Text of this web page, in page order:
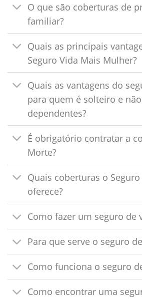
O que são coberturas de
familiar?
Quais as principais
Seguro Vida Mais Mulher?
Quais as vantagens do
para quem é solteiro e
dependentes?
É obrigatório contratar a
Morte?
Quais coberturas o
oferece?
Como fazer um seguro de
Para que serve o seguro
Como funciona o seguro
Como encontrar uma